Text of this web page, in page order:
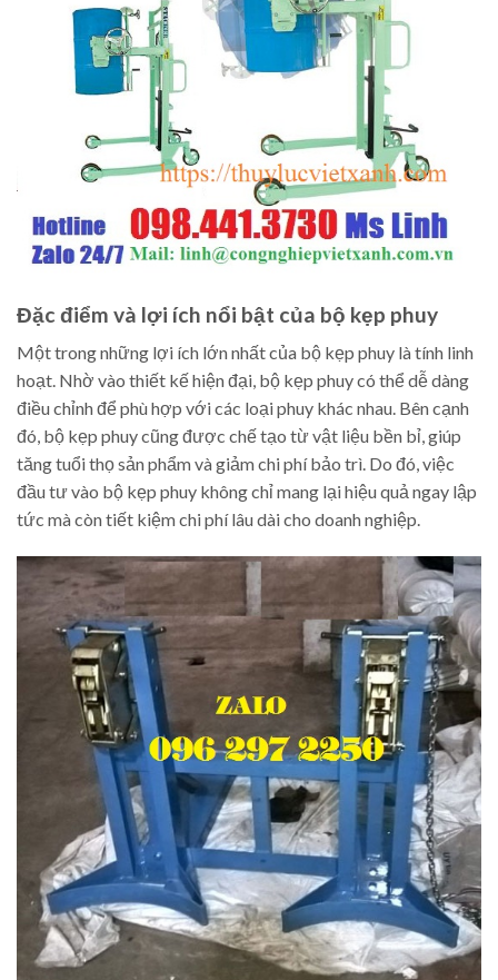
Đặc điểm và lợi ích nổi bật của bộ kẹp phuy
Một trong những lợi ích lớn nhất của bộ kẹp phuy là tính linh
hoạt. Nhờ vào thiết kế hiện đại, bộ kẹp phuy có thể dễ dàng
điều chỉnh để phù hợp với các loại phuy khác nhau. Bên cạnh
đó, bộ kẹp phuy cũng được chế tạo từ vật liệu bền bỉ, giúp
tăng tuổi thọ sản phẩm và giảm chi phí bảo trì. Do đó, việc
đầu tư vào bộ kẹp phuy không chỉ mang lại hiệu quả ngay lập
tức mà còn tiết kiệm chi phí lâu dài cho doanh nghiệp.